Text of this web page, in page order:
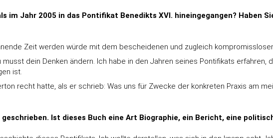
im Jahr 2005 in das Pontifikat Benedikts XVI. hineingegangen? Haben
Zeit werden würde mit dem bescheidenen und zugleich
dein Denken ändern. Ich habe in den Jahren seines Pontifikats
ist.
recht hatte, als er schrieb: Was uns für Zwecke der konkreten Praxis am
Ist dieses Buch eine Art Biographie, ein Bericht, eine